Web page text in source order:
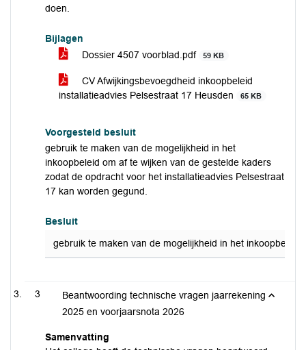
doen.
Bijlagen
Dossier 4507 voorblad.pdf
59 KB
CV Afwijkingsbevoegdheid inkoopbeleid
installatieadvies Pelsestraat 17 Heusden
65 KB
Voorgesteld besluit
gebruik te maken van de mogelijkheid in het
inkoopbeleid om af te wijken van de gestelde kaders
zodat de opdracht voor het installatieadvies Pelsestraat
17 kan worden gegund.
Besluit
gebruik te maken van de mogelijkheid in het
3
Beantwoording technische vragen jaarrekening
2025 en voorjaarsnota 2026
Samenvatting